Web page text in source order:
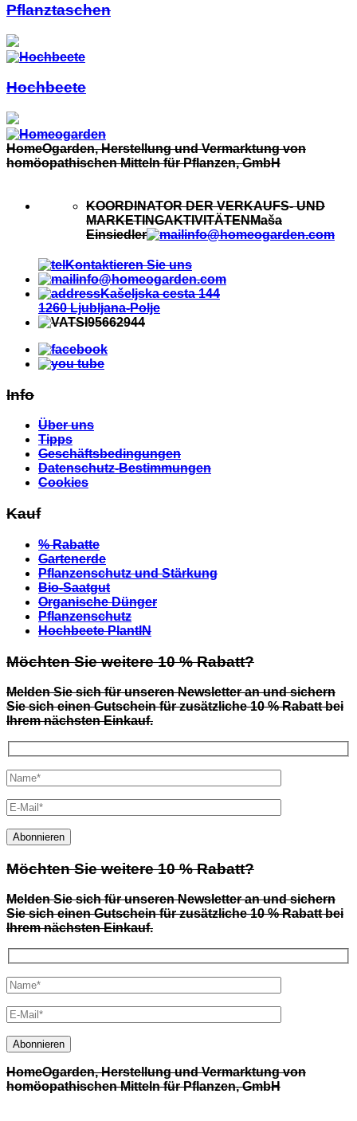
Pflanztaschen
Hochbeete
HomeOgarden, Herstellung und Vermarktung von
homöopathischen Mitteln für Pflanzen, GmbH
KOORDINATOR DER VERKAUFS- UND
MARKETINGAKTIVITÄTENMaša
Einsiedler
info@homeogarden.com
Kontaktieren Sie uns
info@homeogarden.com
Kašeljska cesta 144
1260 Ljubljana-Polje
SI95662944
Info
Über uns
Tipps
Geschäftsbedingungen
Datenschutz-Bestimmungen
Cookies
Kauf
% Rabatte
Gartenerde
Pflanzenschutz und Stärkung
Bio-Saatgut
Organische Dünger
Pflanzenschutz
Hochbeete PlantIN
Möchten Sie weitere 10 % Rabatt?
Melden Sie sich für unseren Newsletter an und sichern
Sie sich einen Gutschein für zusätzliche 10 % Rabatt bei
Ihrem nächsten Einkauf.
Möchten Sie weitere 10 % Rabatt?
Melden Sie sich für unseren Newsletter an und sichern
Sie sich einen Gutschein für zusätzliche 10 % Rabatt bei
Ihrem nächsten Einkauf.
HomeOgarden, Herstellung und Vermarktung von
homöopathischen Mitteln für Pflanzen, GmbH